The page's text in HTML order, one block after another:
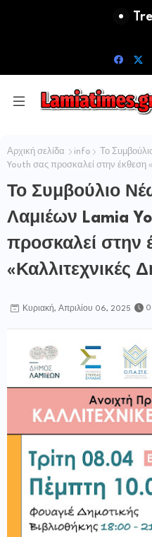
Αρχική σελίδα info
Το
Youth σας προσκαλεί στην έκθεση
Το Συμβούλιο
Λαμιέων Lamia
προσκαλεί στην
«Καλλιτεχνικές
Κυριακή, Απριλίου 06, 2025 0